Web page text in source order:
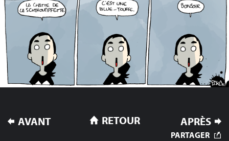
NAVIGATION
DE
AVANT APRÈS
RETOUR
PARTAGER